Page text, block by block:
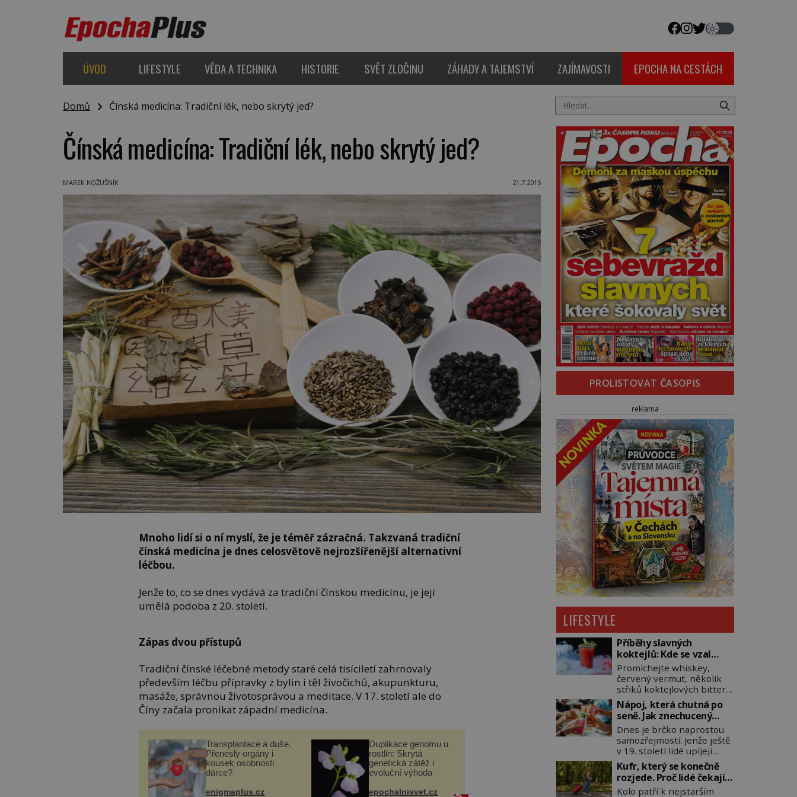
ÚVOD LIFESTYLE VĚDA A TECHNIKA HISTORIE SVĚT ZLOČINU ZÁHADY A TAJEMSTVÍ ZAJÍMAVOSTI EPOCHA NA CESTÁCH
Domů Čínská medicína: Tradiční lék, nebo skrytý jed?
Čínská medicína: Tradiční lék, nebo skrytý jed?
MAREK KOŽUŠNÍK 21.7.2015
Mnoho lidí si o ní myslí, že je téměř zázračná. Takzvaná tradiční
čínská medicína je dnes celosvětově nejrozšířenější alternativní
léčbou.
Jenže to, co se dnes vydává za tradiční čínskou medicínu, je její
umělá podoba z 20. století.
Zápas dvou přístupů
Tradiční čínské léčebné metody staré celá tisíciletí zahrnovaly
především léčbu přípravky z bylin i těl živočichů, akupunkturu,
masáže, správnou životosprávou a meditace. V 17. století ale do
Číny začala pronikat západní medicína.
Transplantace a duše.
Přenesly orgány i
kousek osobnosti
dárce?
enigmaplus.cz
Duplikace genomu u
rostlin: Skrytá
genetická zátěž i
evoluční výhoda
epochalnisvet.cz
PROLISTOVAT ČASOPIS
reklama
LIFESTYLE
Příběhy slavných
koktejlů: Kde se vzal
Manhattan a Bloody
Mary?
Promíchejte whiskey,
červený vermut, několik
střiků koktejlových bitters
a led, sceďte, ozdobte
koktejlovou třešinkou a
tadá… Manhattan je tu! A
pokud to má být skutečně
on, dejte si pozor, ať místo
klasické americké rye
whiskey či klidně
bourbonu nepoužijete
skotskou whisku. Co se
Nápoj, která chutná po
seně. Jak znechucený
Američan vymyslel brčko
Dnes je brčko naprostou
samozřejmostí. Jenže ještě
v 19. století lidé upíjejí
limonády i koktejly dutými
stébly žita nebo žitné
slámy. Fungují sice dobře,
mají ale jednu
Kufr, který se konečně
rozjede. Proč lidé čekají
na kolečka téměř pět
Kolo patří k nejstarším